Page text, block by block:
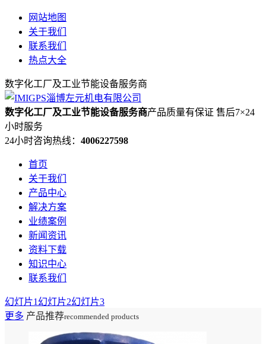
网站地图
关于我们
联系我们
热点大全
数字化工厂及工业节能设备服务商
数字化工厂及工业节能设备服务商产品质量有保证 售后7×24
小时服务
24小时咨询热线： 4006227598
首页
关于我们
产品中心
解决方案
业绩案例
新闻资讯
资料下载
知识中心
联系我们
幻灯片1 幻灯片2幻灯片3
更多 产品推荐recommended products